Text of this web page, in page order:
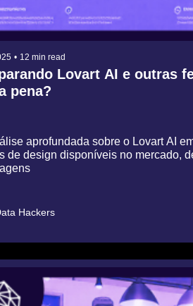
• 12 min read
Lovart AI e outras
pena?
aprofundada sobre o Lovart AI
de design disponíveis no mercado,
Hackers